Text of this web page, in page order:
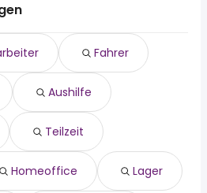
Fahrer
Aushilfe
Teilzeit
Homeoffice Lager